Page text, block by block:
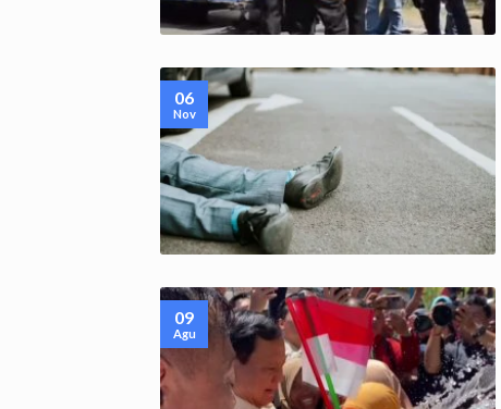
06
Nov
09
Agu